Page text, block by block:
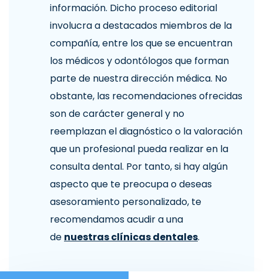
información. Dicho proceso editorial
involucra a destacados miembros de la
compañía, entre los que se encuentran
los médicos y odontólogos que forman
parte de nuestra dirección médica. No
obstante, las recomendaciones ofrecidas
son de carácter general y no
reemplazan el diagnóstico o la valoración
que un profesional pueda realizar en la
consulta dental. Por tanto, si hay algún
aspecto que te preocupa o deseas
asesoramiento personalizado, te
recomendamos acudir a una
de nuestras clínicas dentales.